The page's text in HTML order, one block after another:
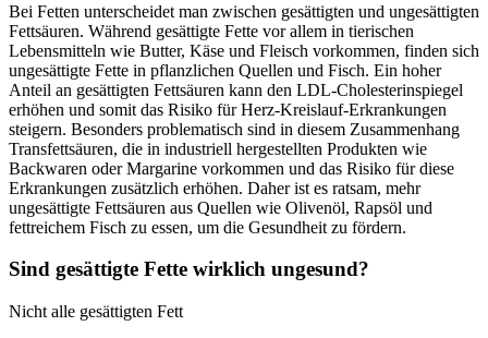
Bei Fetten unterscheidet man zwischen gesättigten und ungesättigten
Fettsäuren. Während gesättigte Fette vor allem in tierischen
Lebensmitteln wie Butter, Käse und Fleisch vorkommen, finden sich
ungesättigte Fette in pflanzlichen Quellen und Fisch. Ein hoher
Anteil an gesättigten Fettsäuren kann den LDL-Cholesterinspiegel
erhöhen und somit das Risiko für Herz-Kreislauf-Erkrankungen
steigern. Besonders problematisch sind in diesem Zusammenhang
Transfettsäuren, die in industriell hergestellten Produkten wie
Backwaren oder Margarine vorkommen und das Risiko für diese
Erkrankungen zusätzlich erhöhen. Daher ist es ratsam, mehr
ungesättigte Fettsäuren aus Quellen wie Olivenöl, Rapsöl und
fettreichem Fisch zu essen, um die Gesundheit zu fördern.
Sind gesättigte Fette wirklich ungesund?
Nicht alle gesättigten Fett